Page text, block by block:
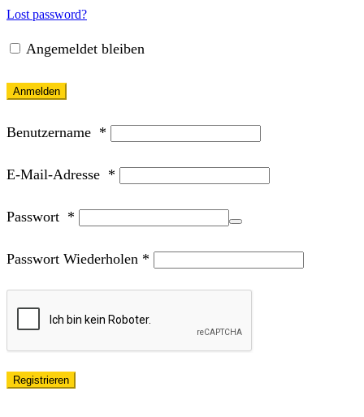
Lost password?
Angemeldet bleiben
Anmelden
Benutzername *
E-Mail-Adresse *
Passwort *
Passwort Wiederholen *
Registrieren